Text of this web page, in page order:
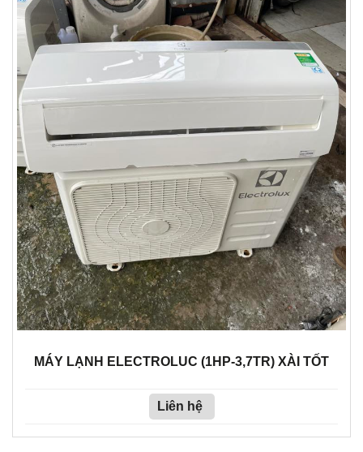
MÁY LẠNH ELECTROLUC (1HP-3,7TR) XÀI TỐT
Liên hệ